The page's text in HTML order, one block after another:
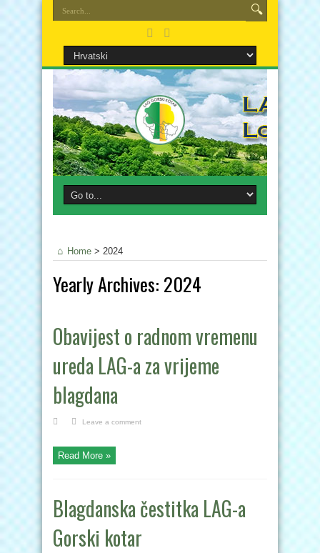
Home > 2024
Yearly Archives: 2024
Obavijest o radnom vremenu
ureda LAG-a za vrijeme
blagdana
Leave a comment
Read More »
Blagdanska čestitka LAG-a
Gorski kotar